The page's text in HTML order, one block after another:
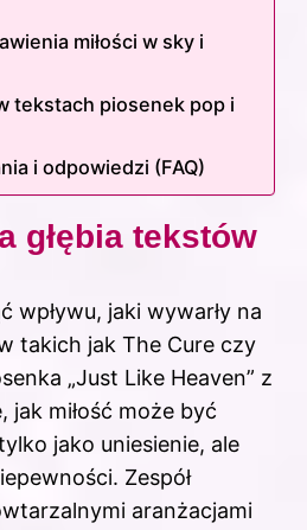
miłości w sky i
tekstach piosenek pop i
i odpowiedzi (FAQ)
głębia tekstów
wpływu, jaki wywarły na
takich jak The Cure czy
„Just Like Heaven” z
jak miłość może być
jako uniesienie, ale
Zespół
aranżacjami